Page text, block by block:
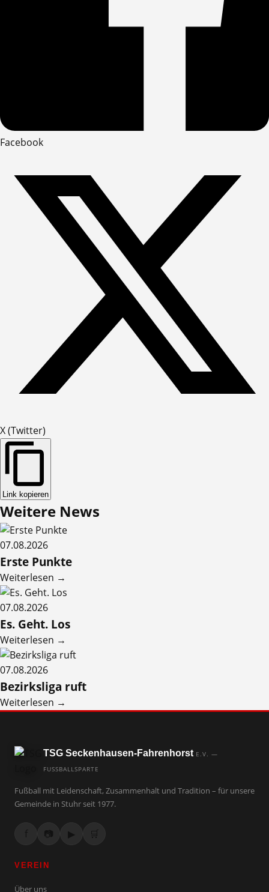
Facebook
X (Twitter)
Link kopieren
Weitere News
07.08.2026
Erste Punkte
Weiterlesen →
07.08.2026
Es. Geht. Los
Weiterlesen →
07.08.2026
Bezirksliga ruft
Weiterlesen →
TSG Seckenhausen-Fahrenhorst E.V. —
FUSSBALLSPARTE
Fußball mit Leidenschaft, Zusammenhalt und Tradition – für unsere
Gemeinde in Stuhr seit 1977.
f 📷 ▶ 🛒
VEREIN
Über uns